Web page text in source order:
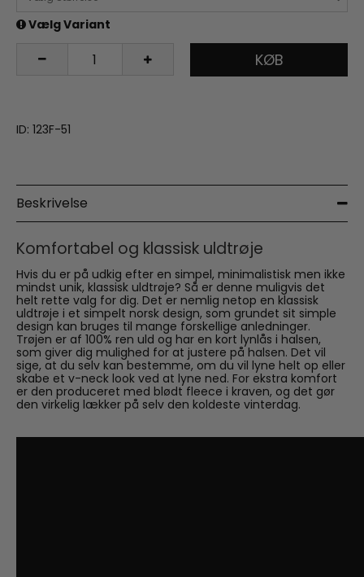
Vælg Variant
KØB
ID: 123F-51
Beskrivelse
Komfortabel og klassisk uldtrøje
Hvis du er på udkig efter en simpel, minimalistisk men ikke
mindst unik, klassisk uldtrøje? Så er denne muligvis det
helt rette valg for dig. Det er nemlig netop en klassisk
uldtrøje i et simpelt norsk design, som grundet sit simple
design kan bruges til mange forskellige anledninger.
Trøjen er af 100% ren uld og har en kort lynlås i halsen,
som giver dig mulighed for at justere på halsen. Det vil
sige, at du selv kan bestemme, om du vil lyne helt op eller
skabe et v-neck look ved at lyne ned. For ekstra komfort
er den produceret med blødt fleece i kraven, og det gør
den virkelig lækker på selv den koldeste vinterdag.